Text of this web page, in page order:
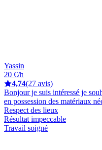
Yassin
20 €/h
4,74(27 avis)
Bonjour je suis intéressé je
en possession des matériaux
Respect des lieux
Résultat impeccable
Travail soigné